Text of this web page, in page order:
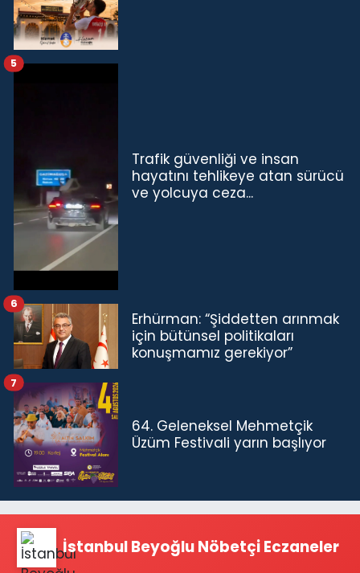
Trafik güvenliği ve insan
hayatını tehlikeye atan sürücü
ve yolcuya ceza...
5
Erhürman: “Şiddetten arınmak
için bütünsel politikaları
konuşmamız gerekiyor”
6
64. Geleneksel Mehmetçik
Üzüm Festivali yarın başlıyor
7
İstanbul Beyoğlu Nöbetçi Eczaneler